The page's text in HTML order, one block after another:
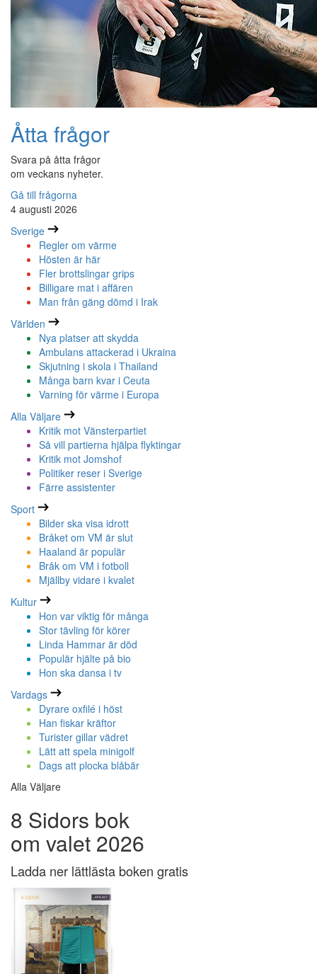
Åtta frågor
Svara på åtta frågor
om veckans nyheter.
Gå till frågorna
4 augusti 2026
Sverige
Regler om värme
Hösten är här
Fler brottslingar grips
Billigare mat i affären
Man från gäng dömd i Irak
Världen
Nya platser att skydda
Ambulans attackerad i Ukraina
Skjutning i skola i Thailand
Många barn kvar i Ceuta
Varning för värme i Europa
Alla Väljare
Kritik mot Vänsterpartiet
Så vill partierna hjälpa flyktingar
Kritik mot Jomshof
Politiker reser i Sverige
Färre assistenter
Sport
Bilder ska visa idrott
Bråket om VM är slut
Haaland är populär
Bråk om VM i fotboll
Mjällby vidare i kvalet
Kultur
Hon var viktig för många
Stor tävling för körer
Linda Hammar är död
Populär hjälte på bio
Hon ska dansa i tv
Vardags
Dyrare oxfilé i höst
Han fiskar kräftor
Turister gillar vädret
Lätt att spela minigolf
Dags att plocka blåbär
Alla Väljare
8 Sidors bok
om valet 2026
Ladda ner lättlästa boken gratis